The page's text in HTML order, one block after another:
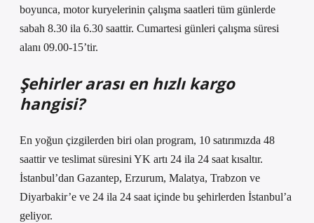
boyunca, motor kuryelerinin çalışma saatleri tüm günlerde
sabah 8.30 ila 6.30 saattir. Cumartesi günleri çalışma süresi
alanı 09.00-15’tir.
Şehirler arası en hızlı kargo
hangisi?
En yoğun çizgilerden biri olan program, 10 satırımızda 48
saattir ve teslimat süresini YK artı 24 ila 24 saat kısaltır.
İstanbul’dan Gazantep, Erzurum, Malatya, Trabzon ve
Diyarbakir’e ve 24 ila 24 saat içinde bu şehirlerden İstanbul’a
geliyor.